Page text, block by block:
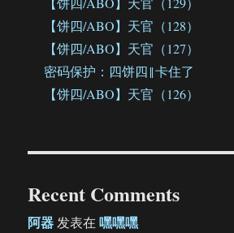
【饼四/ABO】天官（128）
【饼四/ABO】天官（127）
密码保护：四饼四‖卡住了
【饼四/ABO】天官（126）
Recent Comments
阿器发表在嘿嘿嘿